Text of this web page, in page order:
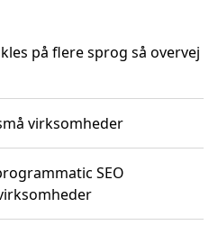
på flere sprog så overvej
virksomheder
SEO